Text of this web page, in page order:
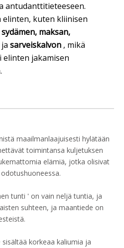
antudanttitieteeseen.
kuten kliinisen
sydämen, maksan,
ja sarveiskalvon , mikä
jakamisen
maailmanlaajuisesti hylätään
toimintansa kuljetuksen
elämiä, jotka olisivat
tunti ' on vain neljä tuntia, ja
suhteen, ja maantiede on
korkeaa kaliumia ja